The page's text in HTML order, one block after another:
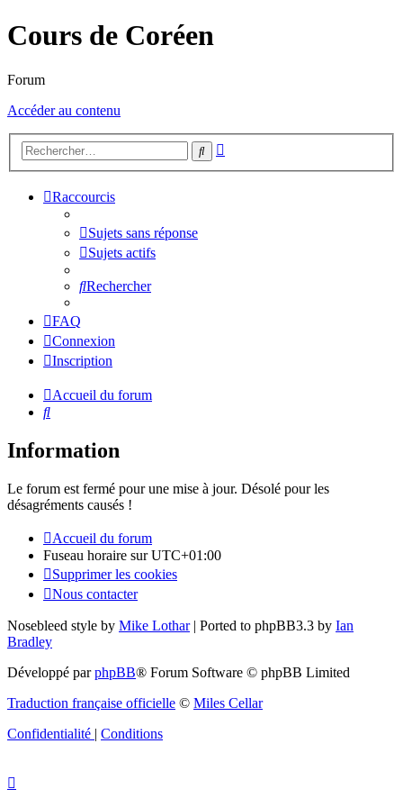
Cours de Coréen
Forum
Accéder au contenu
Rechercher
Raccourcis
Sujets sans réponse
Sujets actifs
Rechercher
FAQ
Connexion
Inscription
Accueil du forum
Rechercher
Information
Le forum est fermé pour une mise à jour. Désolé pour les
désagréments causés !
Accueil du forum
Fuseau horaire surUTC+01:00
Supprimer les cookies
Nous contacter
Nosebleed style by Mike Lothar| Ported to phpBB3.3 by Ian
Bradley
Développé parphpBB® Forum Software © phpBB Limited
Traduction française officielle © Miles Cellar
Confidentialité | Conditions